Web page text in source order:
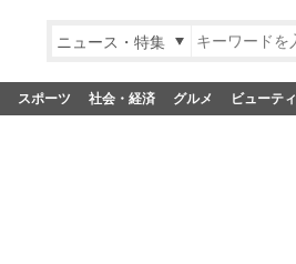
ニュース・特集
スポーツ 社会・経済 グルメ ビューティ